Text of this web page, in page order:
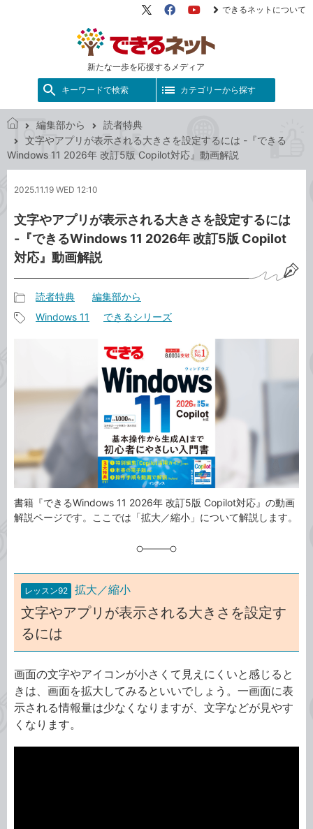
新たな一歩を応援するメディア
X（旧
FacebookYouTube
できるネットについて
キーワードで検索 カテゴリーから探す
で
き
ッ
編集部から
読者特典
文字やアプリが表示される大きさを設定するには -『できる
Windows 11 2026年 改訂5版 Copilot対応』動画解説
2025.11.19 WED 12:10
文字やアプリが表示される大きさを設定するには
-『できるWindows 11 2026年 改訂5版 Copilot
対応』動画解説
事
リ
読者特典 編集部から
Windows 11 できるシリーズ
書籍『できるWindows 11 2026年 改訂5版 Copilot対応』の動画
解説ページです。ここでは「拡大／縮小」について解説します。
レッスン92 拡大／縮小
文字やアプリが表示される大きさを設定す
るには
画面の文字やアイコンが小さくて見えにくいと感じると
きは、画面を拡大してみるといいでしょう。一画面に表
示される情報量は少なくなりますが、文字などが見やす
くなります。